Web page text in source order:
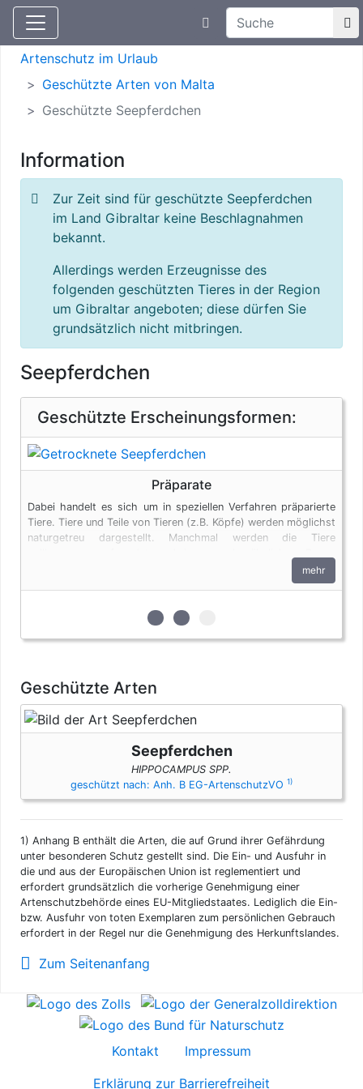
Aktuelle Meldungen
Suchtexteingabe
Artenschutz
Artenschutz im Urlaub
Geschützte Arten von Malta
Geschützte Seepferdchen
Information
Zur Zeit sind für geschützte Seepferdchen
im Land Gibraltar keine Beschlagnahmen
bekannt.
Allerdings werden Erzeugnisse des
folgenden geschützten Tieres in der Region
um Gibraltar angeboten; diese dürfen Sie
grundsätzlich nicht mitbringen.
Seepferdchen
Geschützte Erscheinungsformen:
Präparate
Dabei handelt es sich um in speziellen Verfahren präparierte
Tiere. Tiere und Teile von Tieren (z.B. Köpfe) werden möglichst
naturgetreu dargestellt. Manchmal werden die Tiere
dargestellt. Auch Tierpräparate unterliegen den
artenschutzrechtlichen Bestimmungen. Bei privaten Einfuhren
bis zu vier Erzeugnisse von Krokodilen des Anhangs B pro
transportiert werden. Fleisch und Jagdtrophäen sind von
mehr
zur 1. geschützten
zur 2. geschützten
Geschützte Arten
Seepferdchen
HIPPOCAMPUS SPP.
geschützt nach: Anh. B EG-ArtenschutzVO 1)
1) Anhang B enthält die Arten, die auf Grund ihrer Gefährdung
unter besonderen Schutz gestellt sind. Die Ein- und Ausfuhr in
die und aus der Europäischen Union ist reglementiert und
erfordert grundsätzlich die vorherige Genehmigung einer
Artenschutzbehörde eines EU-Mitgliedstaates. Lediglich die Ein-
bzw. Ausfuhr von toten Exemplaren zum persönlichen Gebrauch
erfordert in der Regel nur die Genehmigung des Herkunftslandes.
Zum Seitenanfang
Kontakt
Impressum
Erklärung zur Barrierefreiheit